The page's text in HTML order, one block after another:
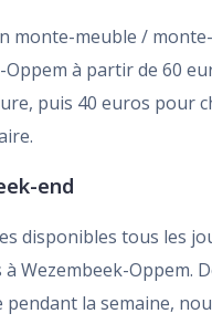
monte-meuble /
Oppem à partir de 60
puis 40 euros pour
end
disponibles tous les
Wezembeek-Oppem.
pendant la semaine,